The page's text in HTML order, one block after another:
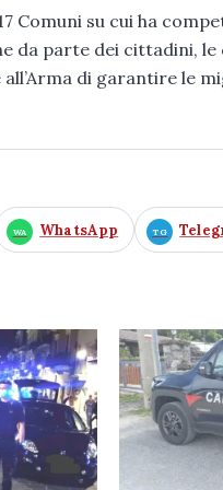
Comuni su cui ha
da parte dei cittadini,
di garantire le
WhatsApp